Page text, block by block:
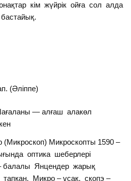
кім жүйрік ойға сол алда
(Әліппе)
— алғаш алакөл
(Микроскоп) Микроскопты 1590 –
оптика шеберлері
балалы Янцендер жарық
Микро – ұсақ, скопэ –